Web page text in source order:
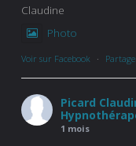
Claudine
Photo
Voir sur Facebook ·
Picard
1 mois